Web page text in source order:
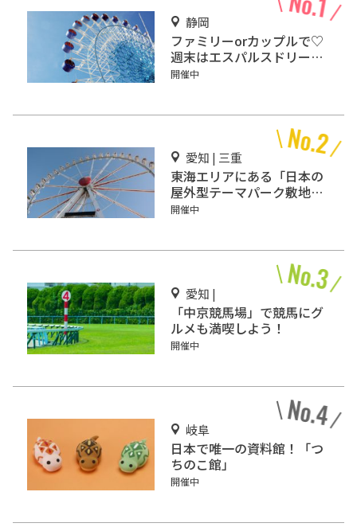
静岡
ファミリーorカップルで♡
週末はエスパルスドリーム
プラザで楽しもう！
開催中
愛知 | 三重
東海エリアにある「日本の
屋外型テーマパーク敷地面
積ランキング」入りしてい
開催中
愛知 |
「中京競馬場」で競馬にグ
ルメも満喫しよう！
開催中
岐阜
日本で唯一の資料館！「つ
ちのこ館」
開催中